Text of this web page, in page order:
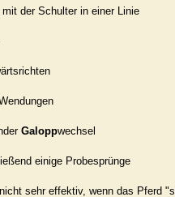
mit der Schulter in einer Linie
Galoppwechsel
einige Probesprünge
sehr effektiv, wenn das Pferd